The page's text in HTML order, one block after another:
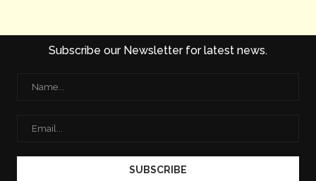
Subscribe our Newsletter for latest news.